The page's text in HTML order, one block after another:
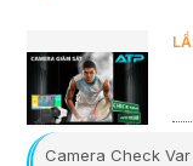
Camera Check